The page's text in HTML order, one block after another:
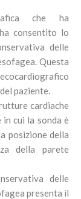
che ha
consentito lo
delle
Questa
paziente.
cardiache
cui la sonda è
posizione della
della parete
delle
presenta il